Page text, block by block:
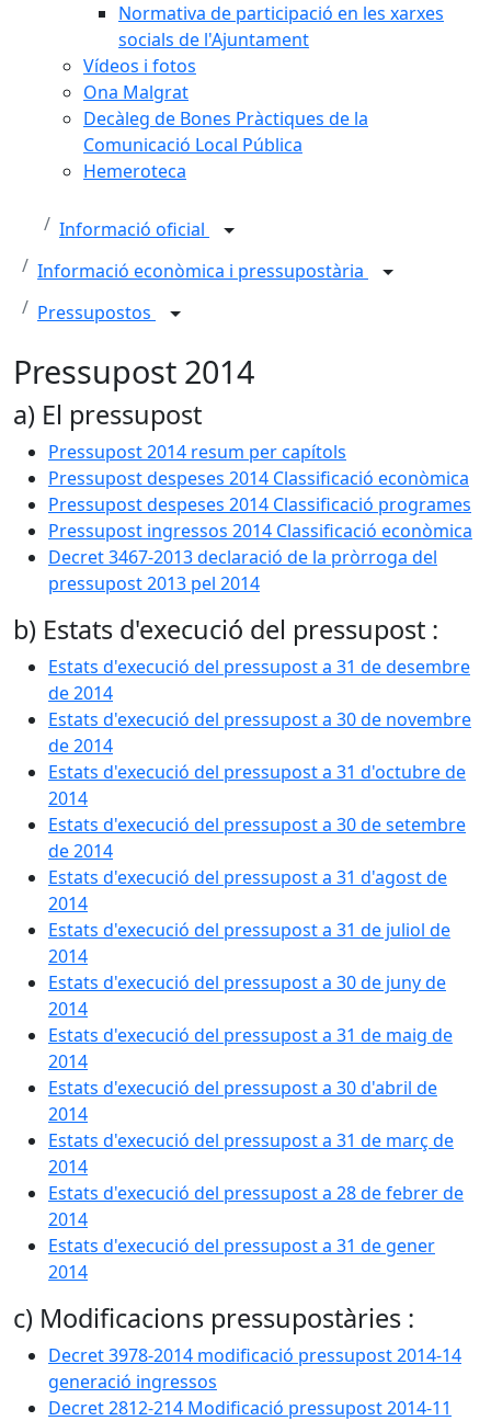
Normativa de participació en les xarxes
socials de l'Ajuntament
Vídeos i fotos
Ona Malgrat
Decàleg de Bones Pràctiques de la
Comunicació Local Pública
Hemeroteca
Informació oficial
Informació econòmica i pressupostària
Pressupostos
Pressupost 2014
a) El pressupost
Pressupost 2014 resum per capítols
Pressupost despeses 2014 Classificació econòmica
Pressupost despeses 2014 Classificació programes
Pressupost ingressos 2014 Classificació econòmica
Decret 3467-2013 declaració de la pròrroga del
pressupost 2013 pel 2014
b) Estats d'execució del pressupost :
Estats d'execució del pressupost a 31 de desembre
de 2014
Estats d'execució del pressupost a 30 de novembre
de 2014
Estats d'execució del pressupost a 31 d'octubre de
2014
Estats d'execució del pressupost a 30 de setembre
de 2014
Estats d'execució del pressupost a 31 d'agost de
2014
Estats d'execució del pressupost a 31 de juliol de
2014
Estats d'execució del pressupost a 30 de juny de
2014
Estats d'execució del pressupost a 31 de maig de
2014
Estats d'execució del pressupost a 30 d'abril de
2014
Estats d'execució del pressupost a 31 de març de
2014
Estats d'execució del pressupost a 28 de febrer de
2014
Estats d'execució del pressupost a 31 de gener
2014
c) Modificacions pressupostàries :
Decret 3978-2014 modificació pressupost 2014-14
generació ingressos
Decret 2812-214 Modificació pressupost 2014-11